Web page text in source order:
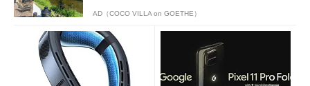
AD（COCO VILLA on GOETHE）